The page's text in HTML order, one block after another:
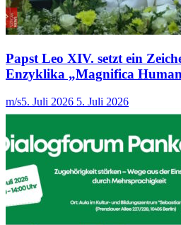
Papst Leo XIV. setzt ein
Enzyklika „Magnifica
m/s5. Juli 2026 5. Juli 2026